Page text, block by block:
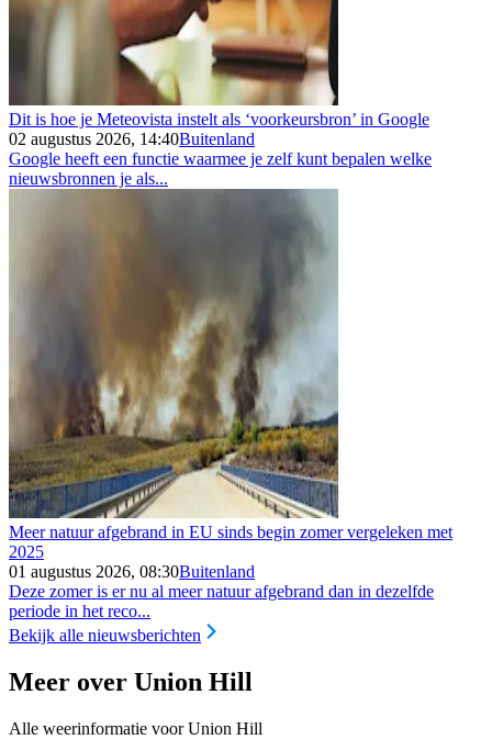
Dit is hoe je Meteovista instelt als ‘voorkeursbron’ in Google
02 augustus 2026, 14:40Buitenland
Google heeft een functie waarmee je zelf kunt bepalen welke
nieuwsbronnen je als...
Meer natuur afgebrand in EU sinds begin zomer vergeleken met
2025
01 augustus 2026, 08:30Buitenland
Deze zomer is er nu al meer natuur afgebrand dan in dezelfde
periode in het reco...
Bekijk alle nieuwsberichten
Meer over Union Hill
Alle weerinformatie voor Union Hill